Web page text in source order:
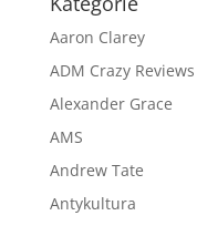
Aaron Clarey
ADM Crazy Reviews
Alexander Grace
AMS
Andrew Tate
Antykultura